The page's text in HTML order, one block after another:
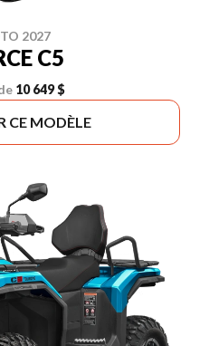
2027
C5
10 649 $
CE MODÈLE